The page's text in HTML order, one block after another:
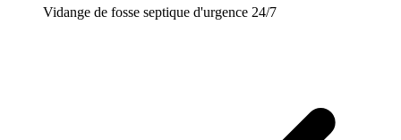
Vidange de fosse septique d'urgence 24/7